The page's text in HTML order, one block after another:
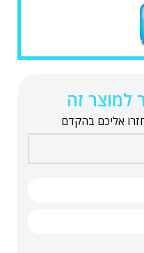
למוצר זה
אליכם בהקדם